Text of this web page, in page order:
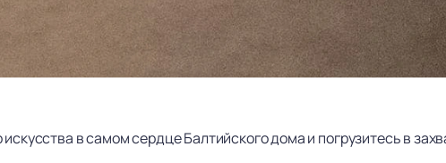
в самом сердце Балтийского дома и погрузитесь в